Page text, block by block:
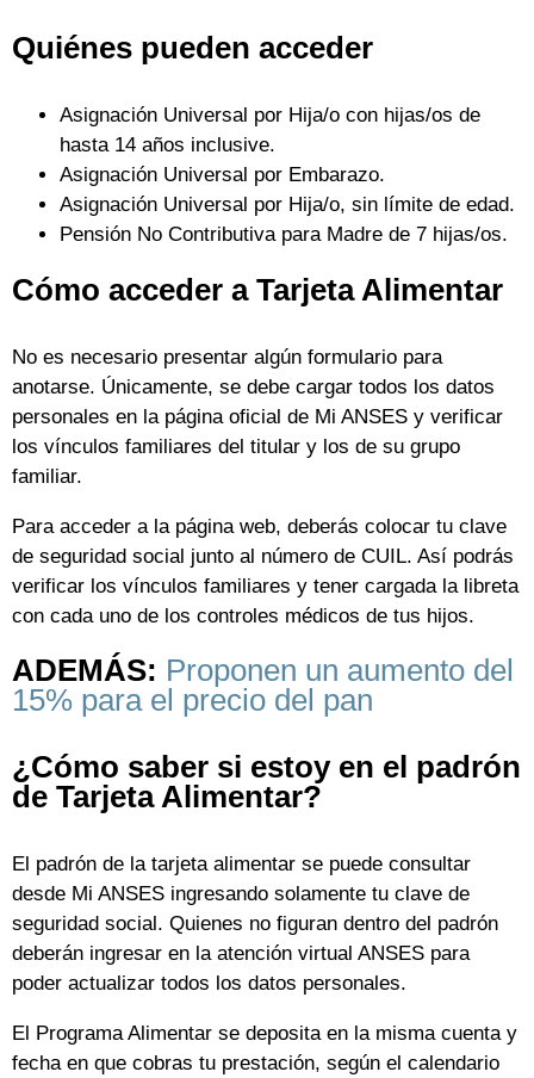
Quiénes pueden acceder
Asignación Universal por Hija/o con hijas/os de
hasta 14 años inclusive.
Asignación Universal por Embarazo.
Asignación Universal por Hija/o, sin límite de edad.
Pensión No Contributiva para Madre de 7 hijas/os.
Cómo acceder a Tarjeta Alimentar
No es necesario presentar algún formulario para
anotarse. Únicamente, se debe cargar todos los datos
personales en la página oficial de Mi ANSES y verificar
los vínculos familiares del titular y los de su grupo
familiar.
Para acceder a la página web, deberás colocar tu clave
de seguridad social junto al número de CUIL. Así podrás
verificar los vínculos familiares y tener cargada la libreta
con cada uno de los controles médicos de tus hijos.
ADEMÁS: Proponen un aumento del
15% para el precio del pan
¿Cómo saber si estoy en el padrón
de Tarjeta Alimentar?
El padrón de la tarjeta alimentar se puede consultar
desde Mi ANSES ingresando solamente tu clave de
seguridad social. Quienes no figuran dentro del padrón
deberán ingresar en la atención virtual ANSES para
poder actualizar todos los datos personales.
El Programa Alimentar se deposita en la misma cuenta y
fecha en que cobras tu prestación, según el calendario